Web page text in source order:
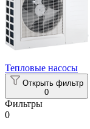
Тепловые насосы
Открыть фильтр
0
Фильтры
0